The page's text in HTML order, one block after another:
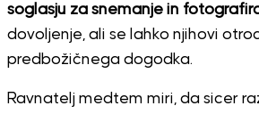
soglasju za snemanje in
dovoljenje, ali se lahko njihovi
predbožičnega dogodka.
Ravnatelj medtem miri, da sicer